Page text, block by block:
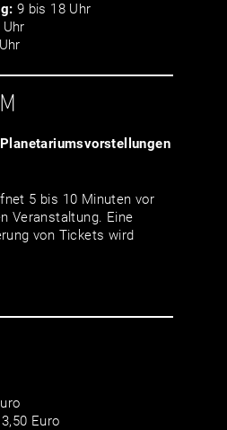
9 bis 18 Uhr
Planetariumsvor­stellungen
5 bis 10 Minuten vor
Veranstaltung. Eine
von Tickets wird
Euro